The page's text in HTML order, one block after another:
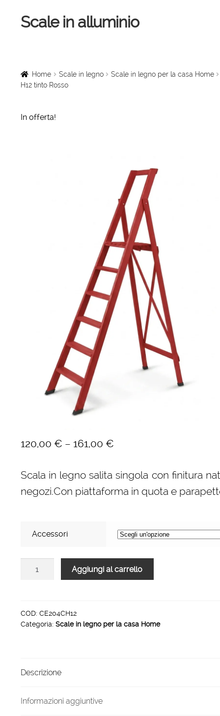
Vai
alla
Vai
al
Scale in alluminio
Scale a chiocciola
Parapetti Ringhiere Balaustre in acciaio e alluminio
Cerniere freni per porte
Articoli per la casa
Home Scale in legno
Scale in legno per la casa Home
H12 tinto Rosso
In offerta!
Scale per per la casa HOME
tinto Rosso
120,00 € – 161,00 €
Scala in legno salita singola con finitura
negozi.Con piattaforma in quota e
Accessori
casa
HOME
gradini
H12
Aggiungi al carrello
COD: CE204CH12
Categoria: Scale in legno per la casa Home
Descrizione
Informazioni aggiuntive